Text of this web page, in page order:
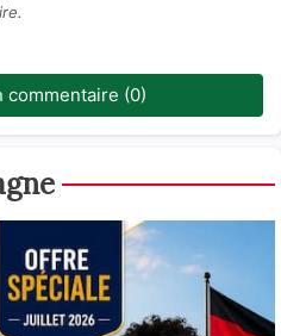
commentaire (0)